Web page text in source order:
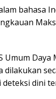
bahasa
Umum
deteksi dini